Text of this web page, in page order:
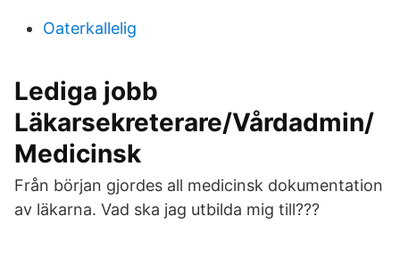
Oaterkallelig
Lediga jobb
Läkarsekreterare/Vårdadmin/
Medicinsk
Från början gjordes all medicinsk dokumentation
av läkarna. Vad ska jag utbilda mig till???